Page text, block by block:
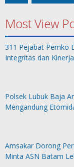
Most View
311 Pejabat Pemko
Integritas dan
Polsek Lubuk Baja
Mengandung
Amsakar Dorong
Minta ASN Batam